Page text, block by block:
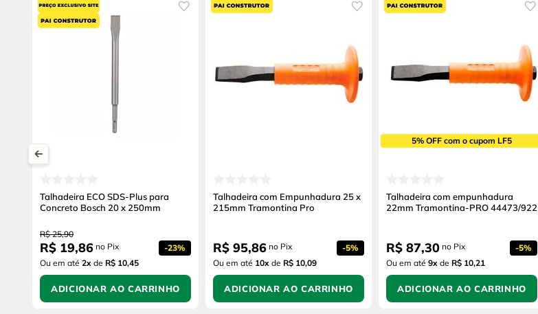
Talhadeira ECO SDS-Plus para
Concreto Bosch 20 x 250mm
R$ 25,90
R$ 19,86 no Pix -23%
Ou em até 2x de R$ 10,45
ADICIONAR AO CARRINHO
Talhadeira com Empunhadura 25 x
215mm Tramontina Pro
R$ 95,86 no Pix -5%
Ou em até 10x de R$ 10,09
ADICIONAR AO CARRINHO
5% OFF com o cupom LF5
Talhadeira com empunhadura
22mm Tramontina-PRO 44473/922
R$ 87,30 no Pix -5%
Ou em até 9x de R$ 10,21
ADICIONAR AO CARRINHO